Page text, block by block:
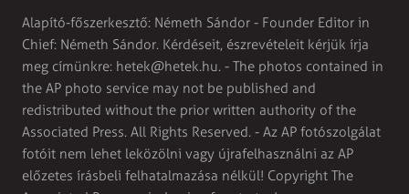
Alapító-főszerkesztő: Németh Sándor - Founder Editor in
Chief: Németh Sándor. Kérdéseit, észrevételeit kérjük írja
meg címünkre: hetek@hetek.hu. - The photos contained in
the AP photo service may not be published and
redistributed without the prior written authority of the
Associated Press. All Rights Reserved. - Az AP fotószolgálat
fotóit nem lehet leközölni vagy újrafelhasználni az AP
előzetes írásbeli felhatalmazása nélkül! Copyright The